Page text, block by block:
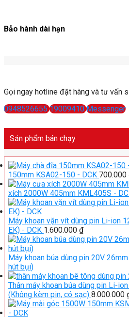
Bảo hành dài hạn
Gọi ngay hotline đặt hàng và tư vấn
0948526655 19009410 Messenger
Sản phẩm bán chạy
150mm KSA02-150 - DCK 700.000
xích 2000W 405mm KML405S -
Máy khoan vặn vít dùng pin Li-ion
EK) - DCK 1.600.000 ₫
Máy khoan búa dùng pin 20V
hút bụi)
Thân máy khoan búa dùng pin Li-
(Không kèm pin, có sạc) 8.000.000